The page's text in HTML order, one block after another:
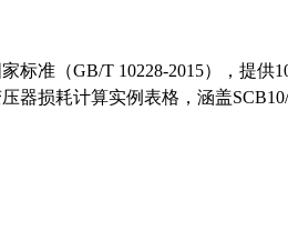
标准（GB/T 10228-2015），提供
器损耗计算实例表格，涵盖